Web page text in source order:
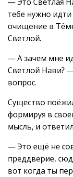
тебе нужно
очищение в
Светлой.
— А зачем мне
Светлой Нави?
вопрос.
Существо
формируя в
мысль, и
— Это ещё не
преддверие,
вот когда ты